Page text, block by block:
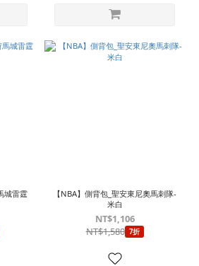
城雷霆
【NBA】側背包_聖安東尼奧馬刺隊-
米白
NT$1,106
NT$1,580 7折